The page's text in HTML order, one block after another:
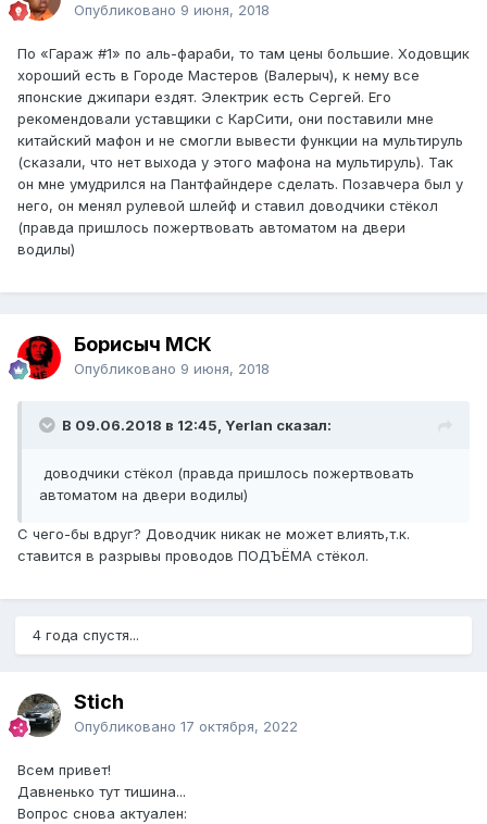
Опубликовано 9 июня, 2018
По «Гараж #1» по аль-фараби, то там цены большие. Ходовщик
хороший есть в Городе Мастеров (Валерыч), к нему все
японские джипари ездят. Электрик есть Сергей. Его
рекомендовали уставщики с КарСити, они поставили мне
китайский мафон и не смогли вывести функции на мультируль
(сказали, что нет выхода у этого мафона на мультируль). Так
он мне умудрился на Пантфайндере сделать. Позавчера был у
него, он менял рулевой шлейф и ставил доводчики стёкол
(правда пришлось пожертвовать автоматом на двери
водилы)
Борисыч МСК
Опубликовано 9 июня, 2018
В 09.06.2018 в 12:45, Yerlan сказал:
доводчики стёкол (правда пришлось пожертвовать
автоматом на двери водилы)
С чего-бы вдруг? Доводчик никак не может влиять,т.к.
ставится в разрывы проводов ПОДЪЁМА стёкол.
4 года спустя...
Stich
Опубликовано 17 октября, 2022
Всем привет!
Давненько тут тишина...
Вопрос снова актуален: